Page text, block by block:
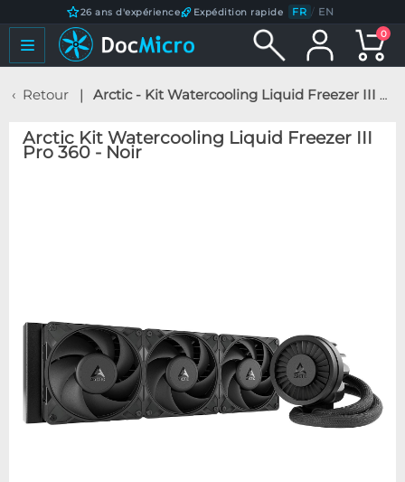
26 ans d'expérience Expédition rapide FR / EN
0
Retour Arctic - Kit Watercooling Liquid Freezer III Pro 360 - Noir
Arctic Kit Watercooling Liquid Freezer III
Pro 360 - Noir